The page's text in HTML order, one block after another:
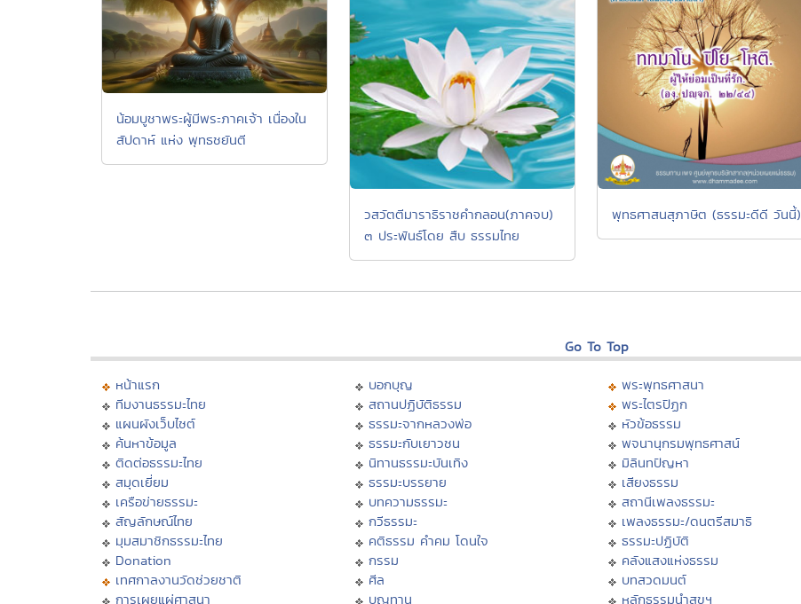
น้อมบูชาพระผู้มีพระภาคเจ้า เนื่องใน
สัปดาห์ แห่ง พุทธชยันตี
วสวัตตีมาราธิราชคำกลอน(ภาคจบ)
๓ ประพันธ์โดย สืบ ธรรมไทย
พุทธศาสนสุภาษิต (ธรรมะดีดี วันนี้)
Go To Top
หน้าแรก
ทีมงานธรรมะไทย
แผนผังเว็บไซต์
ค้นหาข้อมูล
ติดต่อธรรมะไทย
สมุดเยี่ยม
เครือข่ายธรรมะ
สัญลักษณ์ไทย
มุมสมาชิกธรรมะไทย
Donation
เทศกาลงานวัดช่วยชาติ
การเผยแผ่ศาสนา
บอกบุญ
สถานปฏิบัติธรรม
ธรรมะจากหลวงพ่อ
ธรรมะกับเยาวชน
นิทานธรรมะบันเทิง
ธรรมะบรรยาย
บทความธรรมะ
กวีธรรมะ
คติธรรม คำคม โดนใจ
กรรม
ศีล
บุญทาน
พระพุทธศาสนา
พระไตรปิฏก
หัวข้อธรรม
พจนานุกรมพุทธศาสน์
มิลินทปัญหา
เสียงธรรม
สถานีเพลงธรรมะ
เพลงธรรมะ/ดนตรีสมาธิ
ธรรมะปฏิบัติ
คลังแสงแห่งธรรม
บทสวดมนต์
หลักธรรมนำสุขฯ